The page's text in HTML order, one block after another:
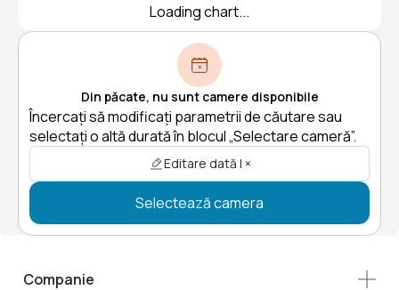
Loading chart...
Din păcate, nu sunt camere disponibile
Încercați să modificați parametrii de căutare sau
selectați o altă durată în blocul „Selectare cameră”.
Editare dată | ×
Selectează camera
Companie